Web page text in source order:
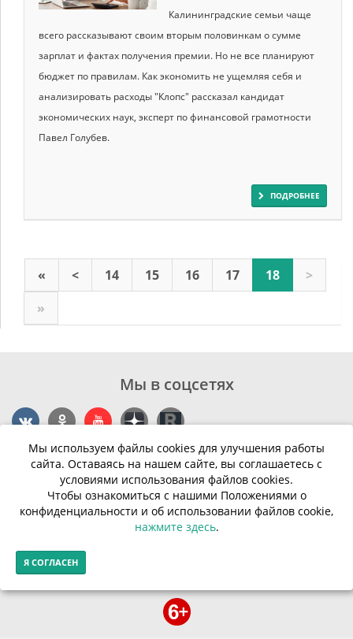
Калининградские семьи чаще
всего рассказывают своим вторым половинкам о сумме
зарплат и фактах получения премии. Но не все планируют
бюджет по правилам. Как экономить не ущемляя себя и
анализировать расходы "Клопс" рассказал кандидат
экономических наук, эксперт по финансовой грамотности
Павел Голубев.
ПОДРОБНЕЕ
« < 14 15 16 17 18
>
»
Мы используем файлы cookies для улучшения работы
сайта. Оставаясь на нашем сайте, вы соглашаетесь с
условиями использования файлов cookies.
Чтобы ознакомиться с нашими Положениями о
конфиденциальности и об использовании файлов cookie,
нажмите здесь.
Я СОГЛАСЕН
Мы в соцсетях
Контакты
г. Калининград, ул. Эпроновская, 1
Часы работы: с 10:00 до 20:00
© Финансовая грамотность населения 2013-2026г.